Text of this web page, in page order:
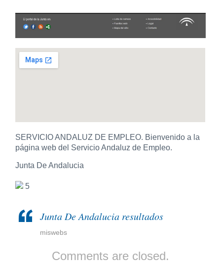
SERVICIO ANDALUZ DE EMPLEO. Bienvenido a la
página web del Servicio Andaluz de Empleo.
Junta De Andalucia
5
Junta De Andalucia resultados
miswebs
Comments are closed.